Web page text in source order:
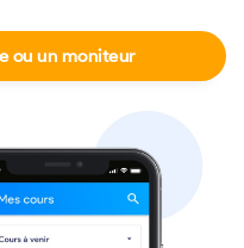
ou un moniteur